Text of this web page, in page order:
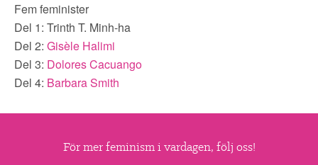
Fem feminister
Del 1: Trinth T. Minh-ha
Del 2: Gisèle Halimi
Del 3: Dolores Cacuango
Del 4: Barbara Smith
För mer feminism i vardagen, följ oss!